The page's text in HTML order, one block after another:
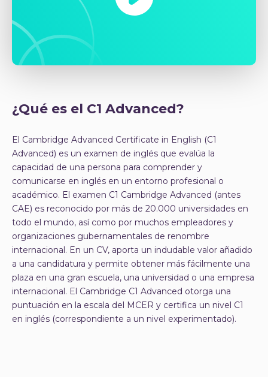
¿Qué es el C1 Advanced?
El Cambridge Advanced Certificate in English (C1
Advanced) es un examen de inglés que evalúa la
capacidad de una persona para comprender y
comunicarse en inglés en un entorno profesional o
académico. El examen C1 Cambridge Advanced (antes
CAE) es reconocido por más de 20.000 universidades en
todo el mundo, así como por muchos empleadores y
organizaciones gubernamentales de renombre
internacional. En un CV, aporta un indudable valor añadido
a una candidatura y permite obtener más fácilmente una
plaza en una gran escuela, una universidad o una empresa
internacional. El Cambridge C1 Advanced otorga una
puntuación en la escala del MCER y certifica un nivel C1
en inglés (correspondiente a un nivel experimentado).